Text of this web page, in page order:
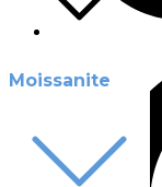
Moissanite